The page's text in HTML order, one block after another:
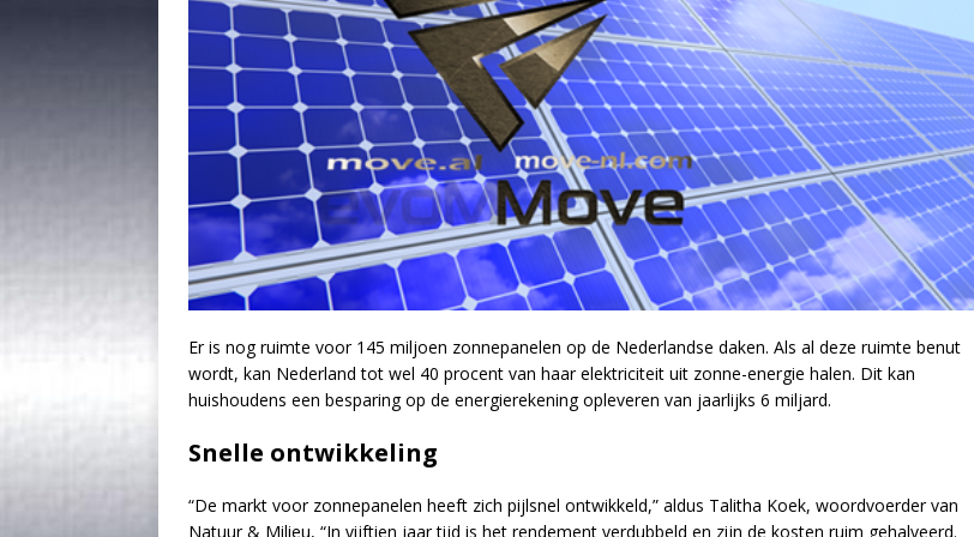
Er is nog ruimte voor 145 miljoen zonnepanelen op de Nederlandse daken. Als al deze ruimte benut
wordt, kan Nederland tot wel 40 procent van haar elektriciteit uit zonne-energie halen. Dit kan
huishoudens een besparing op de energierekening opleveren van jaarlijks 6 miljard.
Snelle ontwikkeling
“De markt voor zonnepanelen heeft zich pijlsnel ontwikkeld,” aldus Talitha Koek, woordvoerder van
Natuur & Milieu, “In vijftien jaar tijd is het rendement verdubbeld en zijn de kosten ruim gehalveerd.